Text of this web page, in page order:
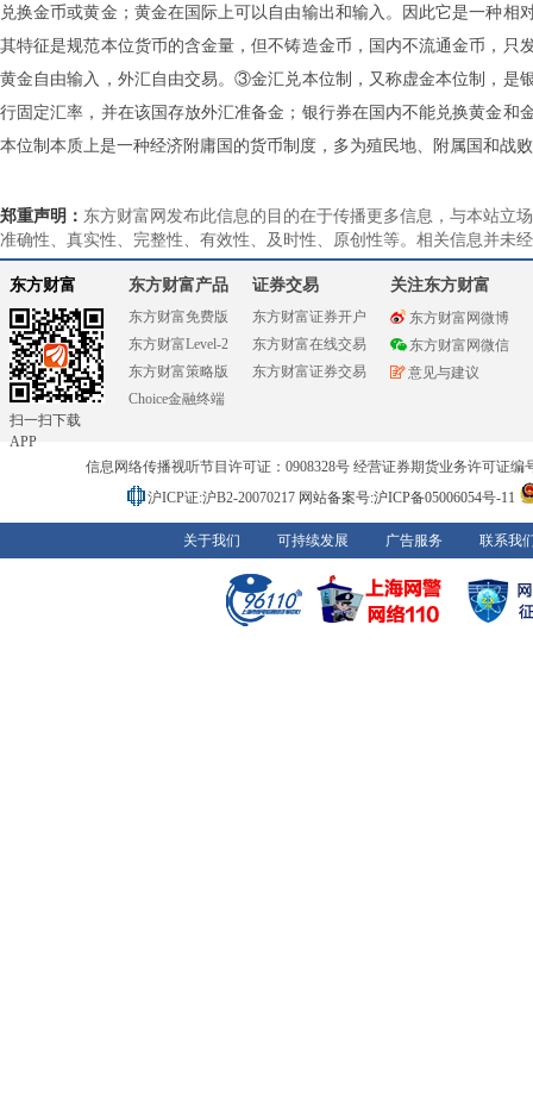
兑换金币或黄金；黄金在国际上可以自由输出和输入。因此它是一种
其特征是规范本位货币的含金量，但不铸造金币，国内不流通金币，
黄金自由输入，外汇自由交易。③金汇兑本位制，又称虚金本位制，是
行固定汇率，并在该国存放外汇准备金；银行券在国内不能兑换黄金
本位制本质上是一种经济附庸国的货币制度，多为殖民地、附属国和战
郑重声明： 东方财富网发布此信息的目的在于传播更多信息，与本站立
准确性、真实性、完整性、有效性、及时性、原创性等。相关信息并未
东方财富
扫一扫下载
APP
东方财富产品
东方财富免费版
东方财富Level-2
东方财富策略版
Choice金融终端
证券交易
东方财富证券开户
东方财富在线交易
东方财富证券交易
关注东方财富
东方财富网微博
东方财富网微信
意见与建议
信息网络传播视听节目许可证：0908328号 经营证券期货业务许可证编
沪ICP证:沪B2-20070217 网站备案号:沪ICP备05006054号-11
关于我们 可持续发展 广告服务 联系我